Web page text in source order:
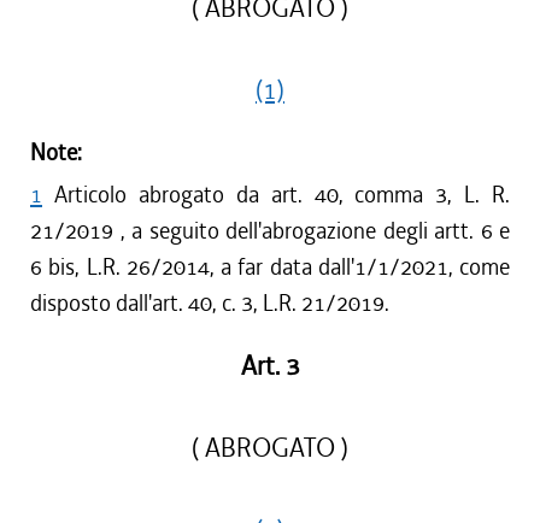
( ABROGATO )
(1)
Note:
1 Articolo abrogato da art. 40, comma 3, L. R.
21/2019 , a seguito dell'abrogazione degli artt. 6 e
6 bis, L.R. 26/2014, a far data dall'1/1/2021, come
disposto dall'art. 40, c. 3, L.R. 21/2019.
Art. 3
( ABROGATO )